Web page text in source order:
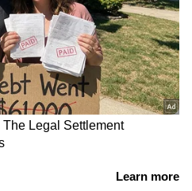
അഡ്മിഷൻ എടുക്കുന്ന
മാസത്തെ താമസ
പിക്കപ്പും
ഇ-ടോക് സി.ഇ.ഒ
കഴിഞ്ഞ 18 വർഷമായി